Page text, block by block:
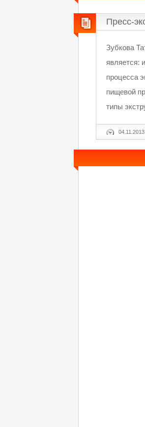
Пресс-
Зубкова
является:
процесса
пищевой
типы